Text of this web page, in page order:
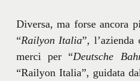
Diversa, ma forse ancora
“Railyon Italia”, l’azienda
merci per “Deutsche
“Railyon Italia”, guidata